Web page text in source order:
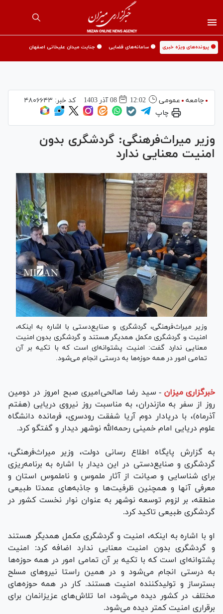
🟡 پرونده‌های ویژه خبری 🟡 سامانه‌های قضایی 🟡 جنایت میدان علیخانی اصفهان
جامعه عمومی 12:02 08 آذر 1403 کد خبر: ۴۸۰۶۶۴۳
چاپ
وزیر میراث‌فرهنگی: گردشگری بدون
امنیت معنایی ندارد
وزیر میراث‌فرهنگی، گردشگری و صنایع‌دستی با اشاره به اینکه،
امنیت و گردشگری مکمل همدیگر هستند و گردشگری بدون امنیت
معنایی ندارد گفت: امنیت پشتوانه‌ای است که با تکیه بر آن
تمامی امور در همه حوزه‌ها به درستی انجام می‌شود.
خبرگزاری میزان - سید رضا صالحی‌امیری صبح امروز در دومین
روز از سفر به مازندران، به مناسبت روز نیروی دریایی (هفتم
آذرماه)، با دریادار دوم آریا شفقت رودسری، فرمانده دانشگاه
علوم دریایی امام خمینی رحمه‌الله نوشهر دیدار و گفتگو کرد.
به گزارش پایگاه اطلاع رسانی دولت، وزیر میراث‌فرهنگی،
گردشگری و صنایع‌دستی در این دیدار با اشاره به برنامه‌ریزی
برای شناسایی و صیانت از آثار ملموس و ناملموس استان و
معرفی آنها و همچنین ظرفیت‌ها و جاذبه‌های عمدتا طبیعی
منطقه، بر لزوم توسعه نوشهر به عنوان نوار نخست کشور در
گردشگری طبیعی تاکید کرد.
او با اشاره به اینکه، امنیت و گردشگری مکمل همدیگر هستند
و گردشگری بدون امنیت معنایی ندارد اضافه کرد: امنیت
پشتوانه‌ای است که با تکیه بر آن تمامی امور در همه حوزه‌ها
به درستی انجام می‌شود و در همین راستا نیرو‌های مسلح
بسترساز و تولیدکننده امنیت هستند. کار در همه حوزه‌های
مختلف در کشور دیده می‌شود، اما تلاش‌های عزیزانمان برای
برقراری امنیت کمتر دیده می‌شود.